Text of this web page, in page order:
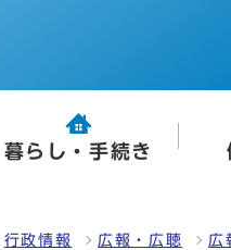
暮らし・手続き
行政情報 広報・広聴 広